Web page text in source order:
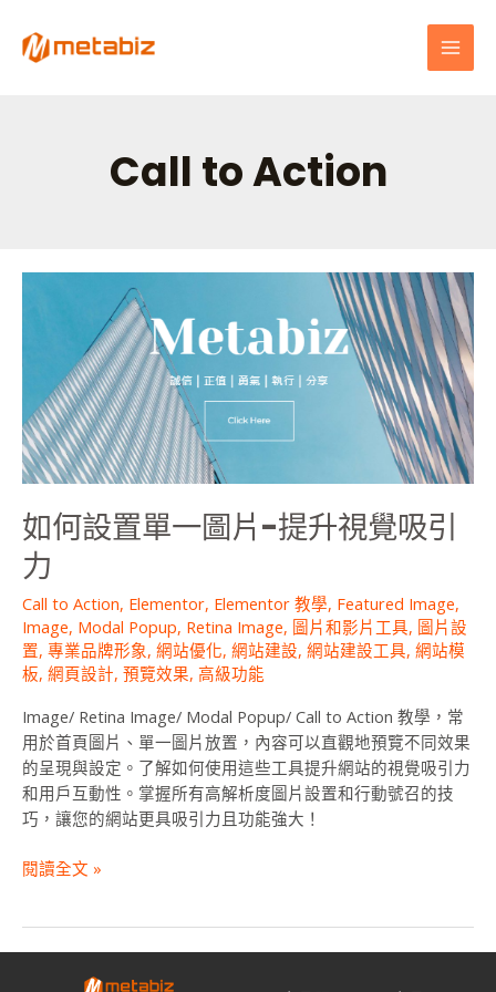
Call to Action
如何設置單一圖片-提升視覺吸引
力
Call to Action, Elementor, Elementor 教學, Featured Image,
Image, Modal Popup, Retina Image, 圖片和影片工具, 圖片設
置, 專業品牌形象, 網站優化, 網站建設, 網站建設工具, 網站模
板, 網頁設計, 預覽效果, 高級功能
Image/ Retina Image/ Modal Popup/ Call to Action 教學，常
用於首頁圖片、單一圖片放置，內容可以直觀地預覽不同效果
的呈現與設定。了解如何使用這些工具提升網站的視覺吸引力
和用戶互動性。掌握所有高解析度圖片設置和行動號召的技
巧，讓您的網站更具吸引力且功能強大！
一
圖
片-
提
升
視
覺
引
力
閱讀全文 »